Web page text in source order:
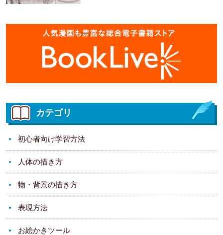
カテゴリ
初心者向け学習方法
人体の描き方
物・背景の描き方
表現方法
お絵かきツール